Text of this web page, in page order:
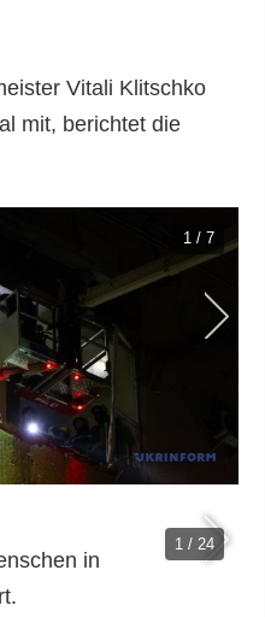
Vitali Klitschko
mit, berichtet die
1 / 7
1 / 24
in